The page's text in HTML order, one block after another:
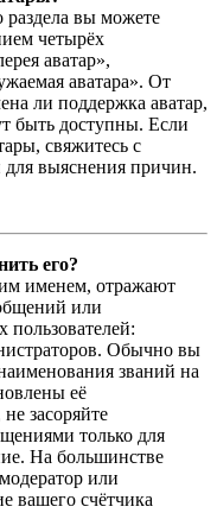
вы можете
четырёх
аватар»,
аватара». От
ли поддержка аватар,
быть доступны. Если
свяжитесь с
выяснения причин.
его?
именем, отражают
или
Обычно вы
званий на
её
засоряйте
только для
На большинстве
или
вашего счётчика